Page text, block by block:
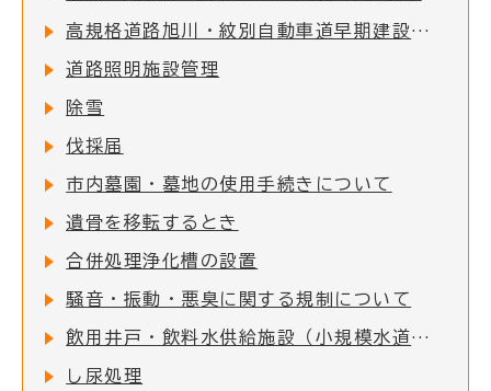
高規格道路旭川・紋別自動車道早期建設促進期成会における活動について
道路照明施設管理
除雪
伐採届
市内墓園・墓地の使用手続きについて
遺骨を移転するとき
合併処理浄化槽の設置
騒音・振動・悪臭に関する規制について
飲用井戸・飲料水供給施設（小規模水道）を利用されている方へ
し尿処理